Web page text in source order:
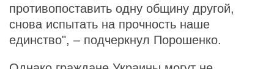
противопоставить одну общину другой,
снова испытать на прочность наше
единство", – подчеркнул Порошенко.